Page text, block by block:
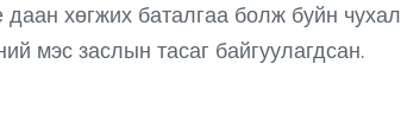
хөгжих баталгаа болж буйн чухал
мэс заслын тасаг байгуулагдсан.